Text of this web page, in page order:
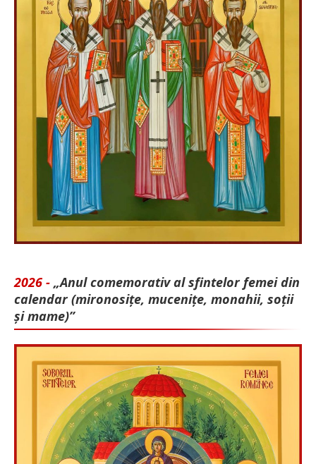
2026 - „Anul comemorativ al sfintelor femei din
calendar (mironosițe, mu­cenițe, monahii, soții
și mame)”